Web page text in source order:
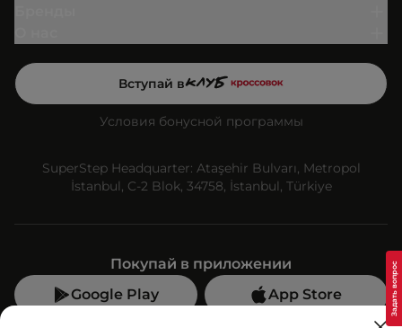
Вступай в
Условия бонусной программы
SuperStep Headquarter: Ataşehir Bulvarı, Metropol
İstanbul, C-2 Blok, 34758, İstanbul, Türkiye
Покупай в приложении
Google Play
App Store